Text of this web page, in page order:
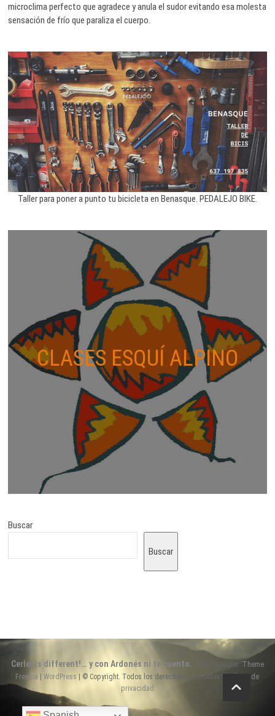
microclima perfecto que agradece y anula el sudor evitando esa molesta
sensación de frío que paraliza el cuerpo.
Taller para poner a punto tu bicicleta en Benasque. PEDALEJO BIKE.
CLASES ESQUÍ ALPINO
Buscar
Buscar
Cerler is different!… y con Ardonés ni te cuento. | Diseñado por: Theme
Freesia |WordPress | © Copyright. Todos los derechos reservados. |Política de
privacidad